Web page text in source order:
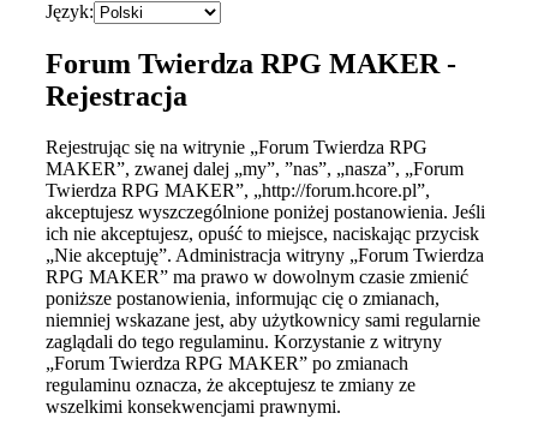
Język:
Forum Twierdza RPG MAKER -
Rejestracja
Rejestrując się na witrynie „Forum Twierdza RPG
MAKER”, zwanej dalej „my”, ”nas”, „nasza”, „Forum
Twierdza RPG MAKER”, „http://forum.hcore.pl”,
akceptujesz wyszczególnione poniżej postanowienia. Jeśli
ich nie akceptujesz, opuść to miejsce, naciskając przycisk
„Nie akceptuję”. Administracja witryny „Forum Twierdza
RPG MAKER” ma prawo w dowolnym czasie zmienić
poniższe postanowienia, informując cię o zmianach,
niemniej wskazane jest, aby użytkownicy sami regularnie
zaglądali do tego regulaminu. Korzystanie z witryny
„Forum Twierdza RPG MAKER” po zmianach
regulaminu oznacza, że akceptujesz te zmiany ze
wszelkimi konsekwencjami prawnymi.